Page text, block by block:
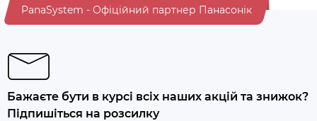
PanaSystem - Офіційний партнер Панасонік
Бажаєте бути в курсі всіх наших акцій та знижок?
Підпишіться на розсилку